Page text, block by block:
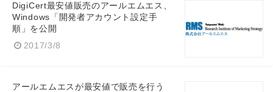
DigiCert最安値販売のアールエムエス、
Windows「開発者アカウント設定手
順」を公開
2017/3/8
アールエムエスが最安値で販売を行う